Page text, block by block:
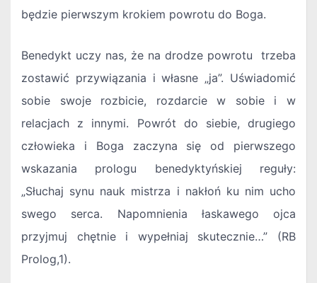
będzie pierwszym krokiem powrotu do Boga.
Benedykt uczy nas, że na drodze powrotu trzeba
zostawić przywiązania i własne „ja”. Uświadomić
sobie swoje rozbicie, rozdarcie w sobie i w
relacjach z innymi. Powrót do siebie, drugiego
człowieka i Boga zaczyna się od pierwszego
wskazania prologu benedyktyńskiej reguły:
„Słuchaj synu nauk mistrza i nakłoń ku nim ucho
swego serca. Napomnienia łaskawego ojca
przyjmuj chętnie i wypełniaj skutecznie…” (RB
Prolog,1).